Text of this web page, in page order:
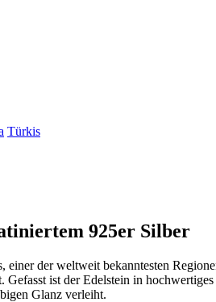
Türkis
925er Silber
einer der weltweit bekanntesten
ist der Edelstein in hochwertiges
Glanz verleiht.